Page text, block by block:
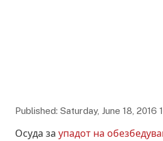
Published: Saturday, June 18, 2016
Осуда за упадот на